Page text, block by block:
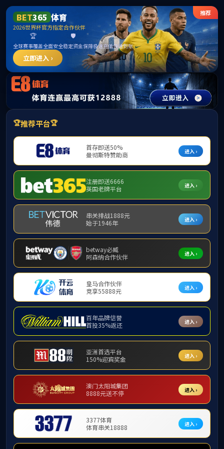
首页
党群工作
党群动态
党群组织
党建制度
主题教育
党建制度
suncitygroup太阳集团
附件【suncitygroup太